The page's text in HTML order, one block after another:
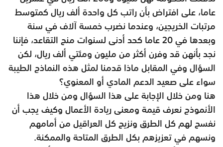
عاما، على افتراض بأن راتب كل واحدة ألف ريال كمتوسط
مرتبات الخريجين، وعندما نضرب خمسة آلاف في سنة
وبعدها في 20 عاما كحد أدنى لسنوات منح التقاعد، فإننا
نجد بأنهن قد وفرن أكثر من مليون ومئتي ألف ريال، لكن
السؤال وفي المقابل ماذا قدمنا لمثل هذه النماذج الطيبة
سواء على صعيد الدعم المادي أو المعنوي؟
هنا ومن خلال الإجابة على هذا السؤال ومن خلال هذا
الأنموذج نعرف قيمة ومعنى ريادة الأعمال وكيف يجب أن
نفسح لهم كل الطرق ونزيح كل العراقيل من أمامهم
ونسهم في تعزيزهم بكل الطرق المتاحة والممكنة.